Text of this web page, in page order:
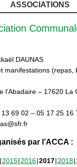
ASSOCIATIONS
DAUNAS
manifestations (repas,
l’Abadaire – 17620 La
69 02 – 05 17 25 16
par l’ACCA :
2015 2016 2017 2018